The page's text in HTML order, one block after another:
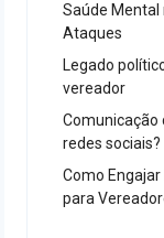
Saúde Mental
Ataques
Legado
vereador
Comunicação
redes sociais?
Como
para